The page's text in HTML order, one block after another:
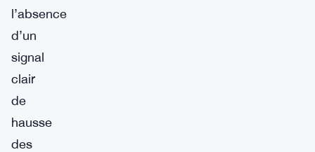
l’absence
d’un
signal
clair
de
hausse
des